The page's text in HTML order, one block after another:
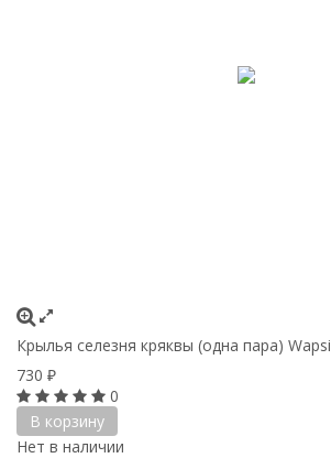
Крылья селезня кряквы (одна пара) Wapsi
730 ₽
0
В корзину
Нет в наличии